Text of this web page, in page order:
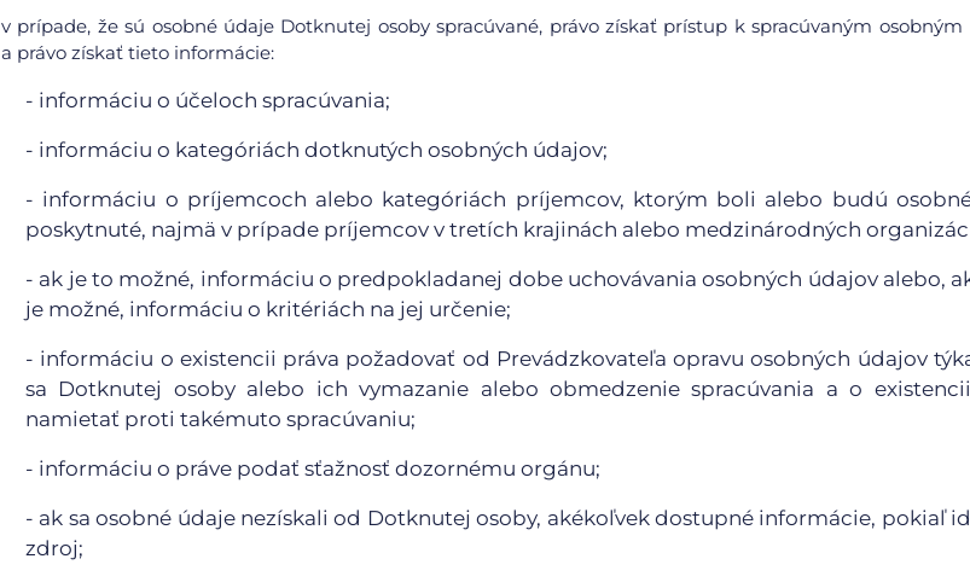
v prípade, že sú osobné údaje Dotknutej osoby spracúvané, právo získať prístup k spracúvaným
a právo získať tieto informácie:
- informáciu o účeloch spracúvania;
- informáciu o kategóriách dotknutých osobných údajov;
- informáciu o príjemcoch alebo kategóriách príjemcov, ktorým boli alebo budú
poskytnuté, najmä v prípade príjemcov v tretích krajinách alebo medzinárodných
- ak je to možné, informáciu o predpokladanej dobe uchovávania osobných údajov alebo,
je možné, informáciu o kritériách na jej určenie;
- informáciu o existencii práva požadovať od Prevádzkovateľa opravu osobných údajov
sa Dotknutej osoby alebo ich vymazanie alebo obmedzenie spracúvania a o
namietať proti takémuto spracúvaniu;
- informáciu o práve podať sťažnosť dozornému orgánu;
- ak sa osobné údaje nezískali od Dotknutej osoby, akékoľvek dostupné informácie, pokiaľ
zdroj;